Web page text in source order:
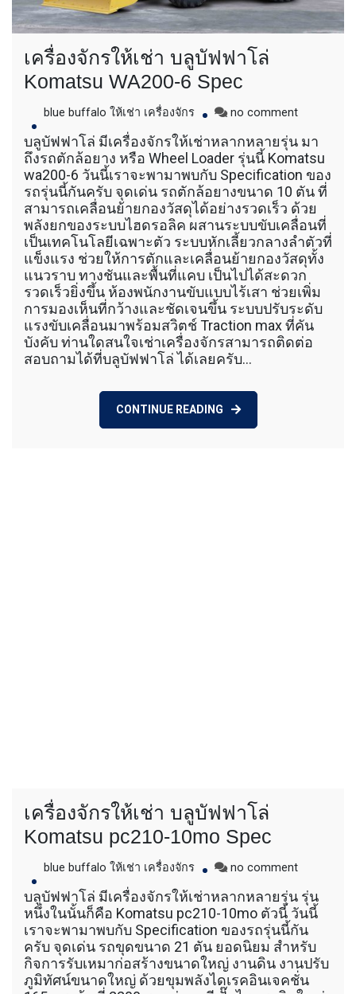
เครื่องจักรให้เช่า บลูบัฟฟาโล่
Komatsu WA200-6 Spec
blue buffalo ให้เช่า เครื่องจักร no commenton
ให้
เช่า
บ
ลูบั
ฟฟา
โล่
Komatsu
WA200-
6
Spec
บลูบัฟฟาโล่ มีเครื่องจักรให้เช่าหลากหลายรุ่น มา
ถึงรถตักล้อยาง หรือ Wheel Loader รุ่นนี้ Komatsu
wa200-6 วันนี้เราจะพามาพบกับ Specification ของ
รถรุ่นนี้กันครับ จุดเด่น รถตักล้อยางขนาด 10 ตัน ที่
สามารถเคลื่อนย้ายกองวัสดุได้อย่างรวดเร็ว ด้วย
พลังยกของระบบไฮดรอลิค ผสานระบบขับเคลื่อนที่
เป็นเทคโนโลยีเฉพาะตัว ระบบหักเลี้ยวกลางลำตัวที่
แข็งแรง ช่วยให้การตักและเคลื่อนย้ายกองวัสดุทั้ง
แนวราบ ทางชันและพื้นที่แคบ เป็นไปได้สะดวก
รวดเร็วยิ่งขึ้น ห้องพนักงานขับแบบไร้เสา ช่วยเพิ่ม
การมองเห็นที่กว้างและชัดเจนขึ้น ระบบปรับระดับ
แรงขับเคลื่อนมาพร้อมสวิตช์ Traction max ที่คัน
บังคับ ท่านใดสนใจเช่าเครื่องจักรสามารถติดต่อ
สอบถามได้ที่บลูบัฟฟาโล่ ได้เลยครับ…
CONTINUE READING
เครื่องจักรให้เช่า บลูบัฟฟาโล่
Komatsu pc210-10mo Spec
blue buffalo ให้เช่า เครื่องจักร no commenton
ให้
เช่า
บ
ลูบั
ฟฟา
โล่
บลูบัฟฟาโล่ มีเครื่องจักรให้เช่าหลากหลายรุ่น รุ่น
หนึ่งในนั้นก็คือ Komatsu pc210-10mo ตัวนี้ วันนี้
เราจะพามาพบกับ Specification ของรถรุ่นนี้กัน
ครับ จุดเด่น รถขุดขนาด 21 ตัน ยอดนิยม สำหรับ
กิจการรับเหมาก่อสร้างขนาดใหญ่ งานดิน งานปรับ
ภูมิทัศน์ขนาดใหญ่ ด้วยขุมพลังไดเรคอินเจคชั่น